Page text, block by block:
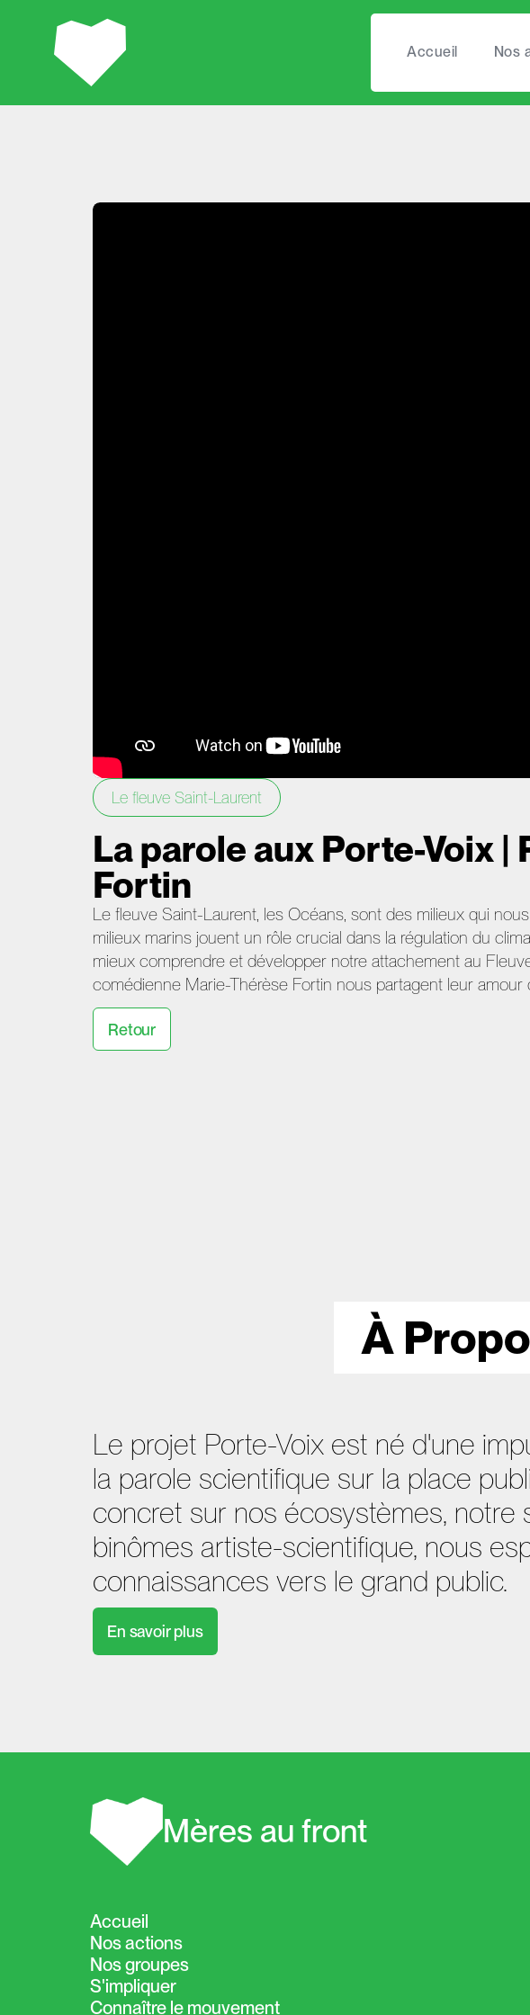
Accueil Nos
Le fleuve Saint-Laurent
La parole aux Porte-Voix |
Fortin
Le fleuve Saint-Laurent, les Océans, sont des milieux qui
milieux marins jouent un rôle crucial dans la régulation du
mieux comprendre et développer notre attachement au
comédienne Marie-Thérèse Fortin nous partagent leur
Retour
À
Le projet Porte-Voix est né d'une
la parole scientifique sur la place
concret sur nos écosystèmes, notre
binômes artiste-scientifique, nous
connaissances vers le grand public.
En savoir plus
Mères au front
Accueil
Nos actions
Nos groupes
S'impliquer
Connaître le mouvement